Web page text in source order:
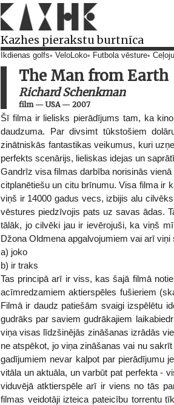
Kazhes pierakstu burtnīca
Ikdienas golfs VeloLoko Futbola vēsture
The Man from Earth
Richard Schenkman
film— USA— 2007
Šī filma ir lielisks pierādījums tam, ka
daudzuma. Par divsimt tūkstošiem
zinātniskās fantastikas veikumus, kuri
perfekts scenārijs, lieliskas idejas un
Gandrīz visa filmas darbība norisinās
citplanētiešu un citu brīnumu. Visa filma ir
viņš ir 14000 gadus vecs, izbijis alu
vēstures piedzīvojis pats uz savas ādas.
tālāk, jo cilvēki jau ir ievērojuši, ka viņš
Džona Oldmena apgalvojumiem vai arī
a) joko
b) ir traks
Tas principā arī ir viss, kas šajā filmā
acīmredzamiem aktierspēles fušieriem
Filmā ir daudz patiešām svaigi izspēlētu
gudrāks par saviem gudrākajiem
viņa visas līdzšinējās zināšanas izrādās
ne atspēkot, jo viņa zināšanas vai nu
gadījumiem nevar kalpot par pierādījumu
vitāla un aktuāla, un varbūt pat perfekta -
viduvējā atktierspēle arī ir viens no tās
filmas veidotāji izteica pateicību torrentu